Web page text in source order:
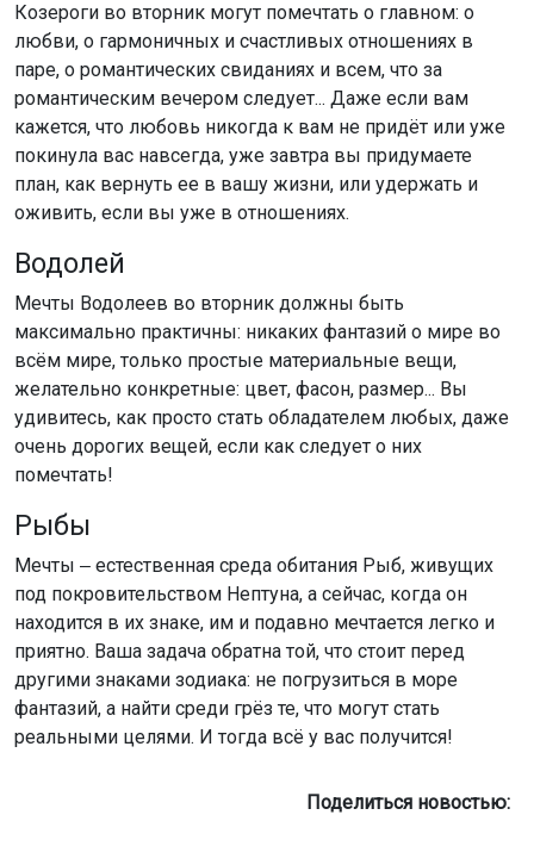
Козероги во вторник могут помечтать о главном: о
любви, о гармоничных и счастливых отношениях в
паре, о романтических свиданиях и всем, что за
романтическим вечером следует... Даже если вам
кажется, что любовь никогда к вам не придёт или уже
покинула вас навсегда, уже завтра вы придумаете
план, как вернуть ее в вашу жизни, или удержать и
оживить, если вы уже в отношениях.
Водолей
Мечты Водолеев во вторник должны быть
максимально практичны: никаких фантазий о мире во
всём мире, только простые материальные вещи,
желательно конкретные: цвет, фасон, размер... Вы
удивитесь, как просто стать обладателем любых, даже
очень дорогих вещей, если как следует о них
помечтать!
Рыбы
Мечты ‒ естественная среда обитания Рыб, живущих
под покровительством Нептуна, а сейчас, когда он
находится в их знаке, им и подавно мечтается легко и
приятно. Ваша задача обратна той, что стоит перед
другими знаками зодиака: не погрузиться в море
фантазий, а найти среди грёз те, что могут стать
реальными целями. И тогда всё у вас получится!
Поделиться новостью: